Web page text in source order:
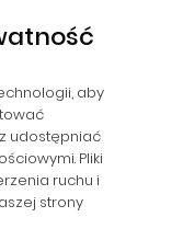
aby
udostępniać
Pliki
ruchu i
strony